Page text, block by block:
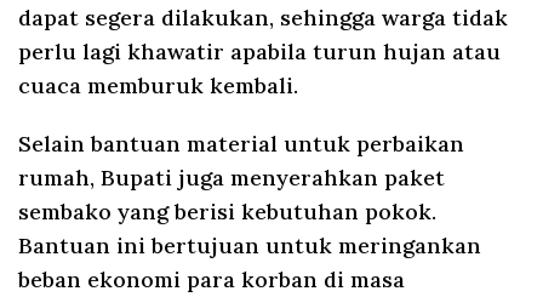
dapat segera dilakukan, sehingga warga tidak
perlu lagi khawatir apabila turun hujan atau
cuaca memburuk kembali.
Selain bantuan material untuk perbaikan
rumah, Bupati juga menyerahkan paket
sembako yang berisi kebutuhan pokok.
Bantuan ini bertujuan untuk meringankan
beban ekonomi para korban di masa